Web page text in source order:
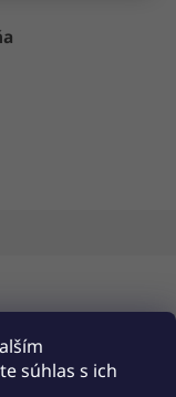
súhlas s ich